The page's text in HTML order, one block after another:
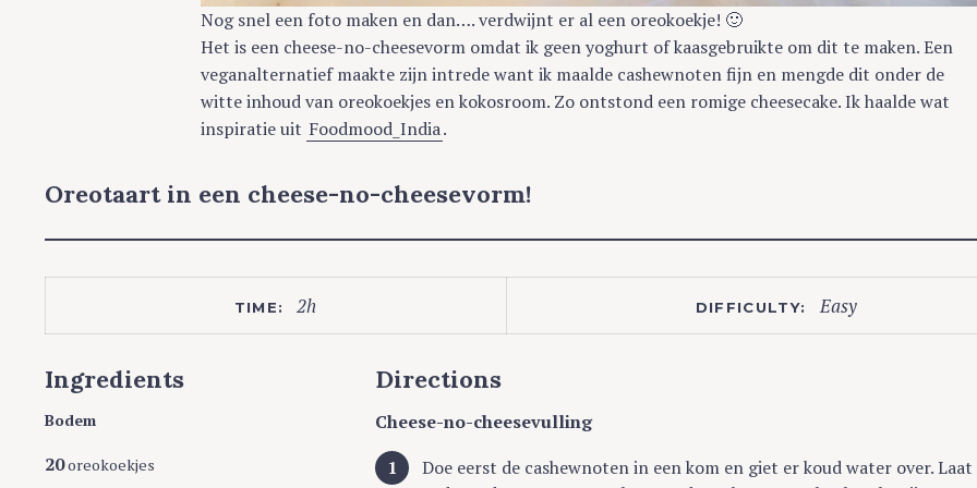
Nog snel een foto maken en dan…. verdwijnt er al een oreokoekje! 🙂
Het is een cheese-no-cheesevorm omdat ik geen yoghurt of kaasgebruikte om dit te maken. Een
veganalternatief maakte zijn intrede want ik maalde cashewnoten fijn en mengde dit onder de
witte inhoud van oreokoekjes en kokosroom. Zo ontstond een romige cheesecake. Ik haalde wat
inspiratie uit Foodmood_India.
Oreotaart in een cheese-no-cheesevorm!
TIME: 2h DIFFICULTY: Easy
Ingredients
Bodem
20oreokoekjes
Directions
Cheese-no-cheesevulling
Doe eerst de cashewnoten in een kom en giet er koud water over.